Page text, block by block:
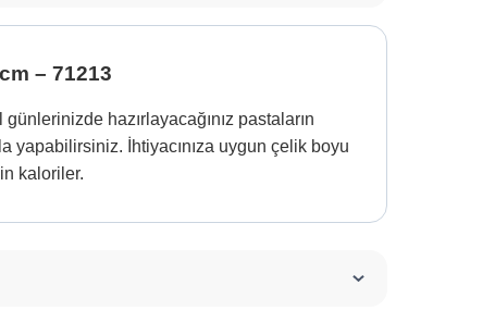
– 71213
hazırlayacağınız pastaların
yapabilirsiniz. İhtiyacınıza uygun çelik boyu
kaloriler.